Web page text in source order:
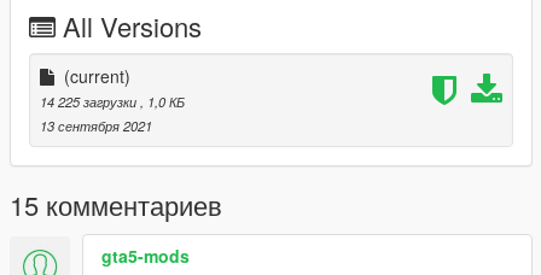
All Versions
(current)
14 225 загрузки, 1,0 КБ
13 сентября 2021
15 комментариев
gta5-mods